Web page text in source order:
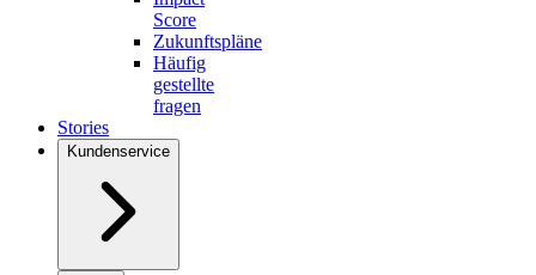
Score
Zukunftspläne
Häufig
gestellte
fragen
Stories
Kundenservice